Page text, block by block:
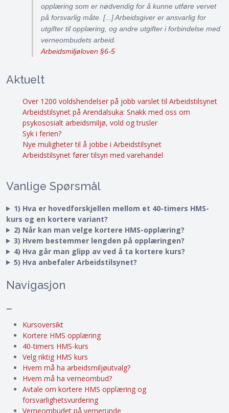
opplæring som er nødvendig for å kunne utføre vervet
på forsvarlig måte. [...] Arbeidsgiver er ansvarlig for
utgifter til opplæring, og andre utgifter i forbindelse med
verneombudets arbeid.
Arbeidsmiljøloven §6-5
Aktuelt
Over 1200 voldshendelser på jobb varslet til Arbeidstilsynet
Arbeidstilsynet på Arendalsuka: Snakk med oss om
psykososialt arbeidsmiljø, vold og trusler
Syk i ferien?
Nye muligheter til å jobbe i Arbeidstilsynet
Arbeidstilsynet fører tilsyn med varehandel
Vanlige Spørsmål
1) Hva er hovedforskjellen mellom et 40-timers HMS-
kurs og en kortere variant?
2) Når kan man velge kortere HMS-opplæring?
3) Hvem bestemmer lengden på opplæringen?
4) Hva går man glipp av ved å ta kortere kurs?
5) Hva anbefaler Arbeidstilsynet?
Navigasjon
–
Kursoversikt
Kortere HMS opplæring
40-timers HMS-kurs
Velg riktig HMS kurs
Hvem må ha arbeidsmiljøutvalg?
Hvem må ha verneombud?
Avtale om kortere HMS opplæring og
forsvarlighetsvurdering
Verneombudet på vernerunde